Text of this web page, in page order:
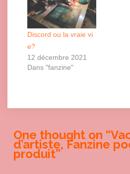
Discord ou la vraie vi
e?
12 décembre 2021
Dans "fanzine"
One thought on “
d’artiste, Fanzine
produit”